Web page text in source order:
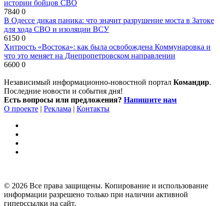
истории бойцов СВО
7840 0
В Одессе дикая паника: что значит разрушение моста в Затоке
для хода СВО и изоляции ВСУ
6150 0
Хитрость «Востока»: как была освобождена Коммунаровка и
что это меняет на Днепропетровском направлении
6600 0
Независимый информационно-новостной портал Командир.
Последние новости и события дня!
Есть вопросы или предложения? Напишите нам
О проекте | Реклама | Контакты
© 2026 Все права защищены. Копирование и использование
информации разрешено только при наличии активной
гиперссылки на сайт.